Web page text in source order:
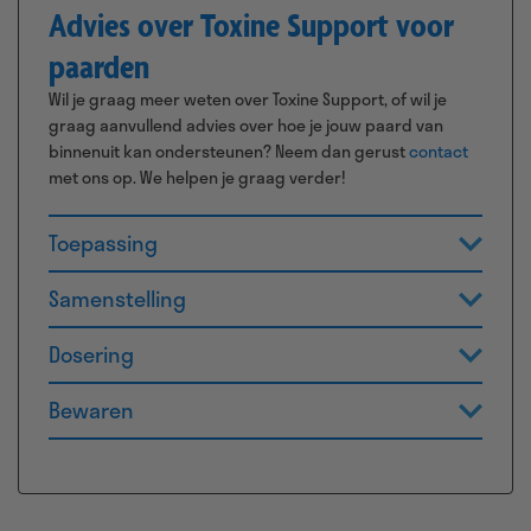
Advies over Toxine Support voor
paarden
Wil je graag meer weten over Toxine Support, of wil je
graag aanvullend advies over hoe je jouw paard van
binnenuit kan ondersteunen? Neem dan gerustcontact
met ons op. We helpen je graag verder!
Toepassing
Samenstelling
Dosering
Bewaren